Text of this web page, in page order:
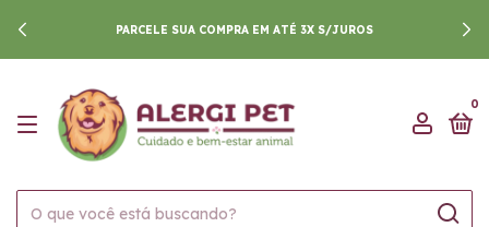
PARCELE SUA COMPRA EM ATÉ 3X S/JUROS
0